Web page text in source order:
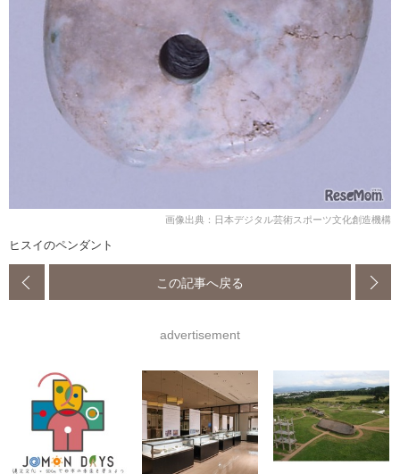
画像出典：日本デジタル芸術スポーツ文化創造機構
ヒスイのペンダント
この記事へ戻る
advertisement